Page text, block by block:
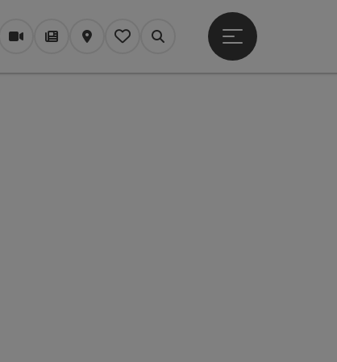
Webové kamery
Časopis/Blog
MapaZapamatované
Vyhledávání
Otevřít hlavní